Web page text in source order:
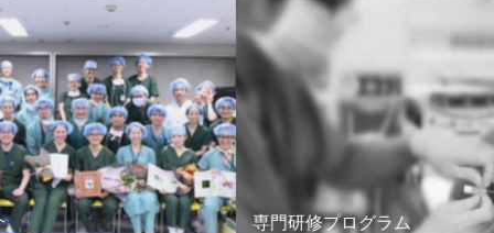
専門研修プログラム
交通